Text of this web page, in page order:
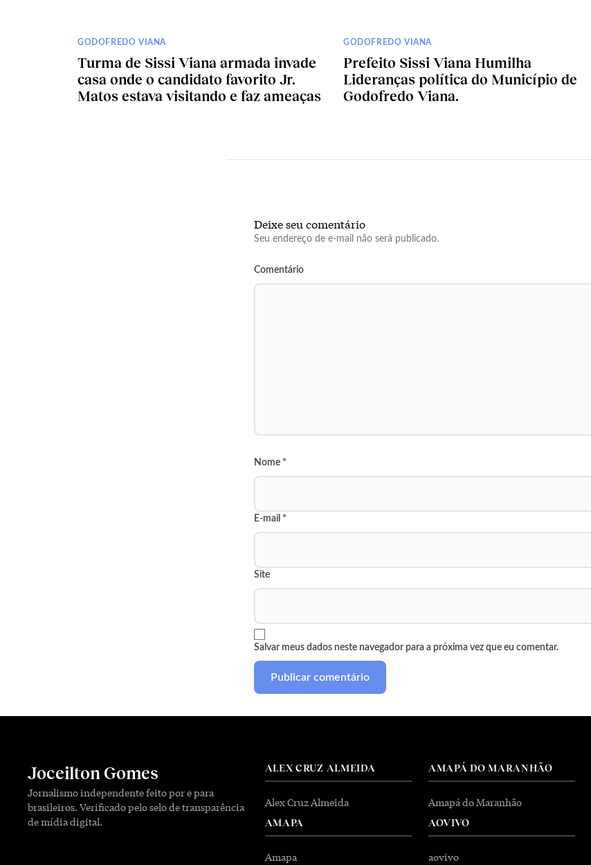
GODOFREDO VIANA
Turma de Sissi Viana armada invade
casa onde o candidato favorito Jr.
Matos estava visitando e faz ameaças
GODOFREDO VIANA
Prefeito Sissi Viana Humilha
Lideranças política do Município de
Godofredo Viana.
Deixe seu comentário
Seu endereço de e-mail não será publicado.
Comentário
Nome *
E-mail *
Site
Salvar meus dados neste navegador para a próxima vez que eu comentar.
Joceilton Gomes
Jornalismo independente feito por e para
brasileiros. Verificado pelo selo de transparência
de mídia digital.
ALEX CRUZ ALMEIDA
Alex Cruz Almeida
AMAPA
Amapa
AMAPÁ DO MARANHÃO
Amapá do Maranhão
AOVIVO
aovivo